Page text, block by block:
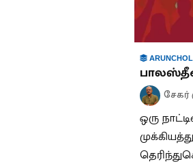
சேகர்
ஒரு